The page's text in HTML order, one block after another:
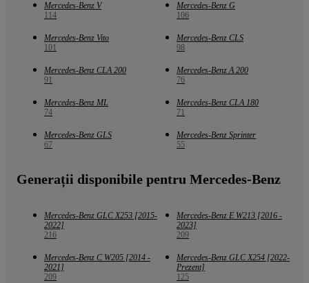
Mercedes-Benz V
114
Mercedes-Benz G
106
Mercedes-Benz Vito
101
Mercedes-Benz CLS
98
Mercedes-Benz CLA 200
91
Mercedes-Benz A 200
76
Mercedes-Benz ML
74
Mercedes-Benz CLA 180
71
Mercedes-Benz GLS
67
Mercedes-Benz Sprinter
55
Generații disponibile pentru Mercedes-Benz
Mercedes-Benz GLC X253 [2015-
2022]
216
Mercedes-Benz E W213 [2016 -
2023]
209
Mercedes-Benz C W205 [2014 -
2021]
209
Mercedes-Benz GLC X254 [2022-
Prezent]
125